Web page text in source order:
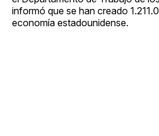
informó que se han creado
economía estadounidense.